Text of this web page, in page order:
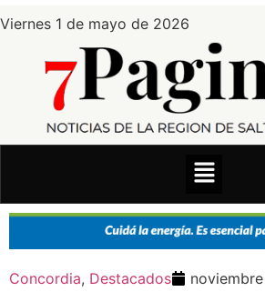
Viernes 1 de mayo de 2026
Concordia, Destacados